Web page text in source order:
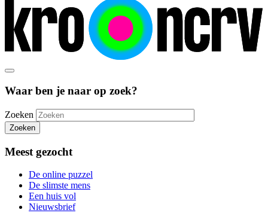
Waar ben je naar op zoek?
Zoeken
Zoeken
Meest gezocht
De online puzzel
De slimste mens
Een huis vol
Nieuwsbrief